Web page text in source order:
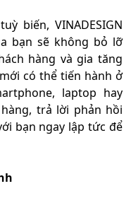
biến, VINADESIGN
bạn sẽ không bỏ lỡ
hàng và gia tăng
có thể tiến hành ở
laptop hay
trả lời phản hồi
bạn ngay lập tức để